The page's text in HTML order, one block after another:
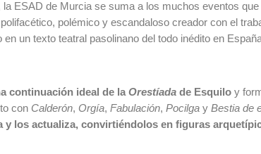
la ESAD de Murcia se suma a los muchos eventos
polémico y escandaloso creador con el
en un texto teatral pasolinano del todo inédito en
continuación ideal de la Orestíadade Esquiloy
con Calderón, Orgía, Fabulación, Pocilgay Bestia de
y los actualiza, convirtiéndolos en figuras